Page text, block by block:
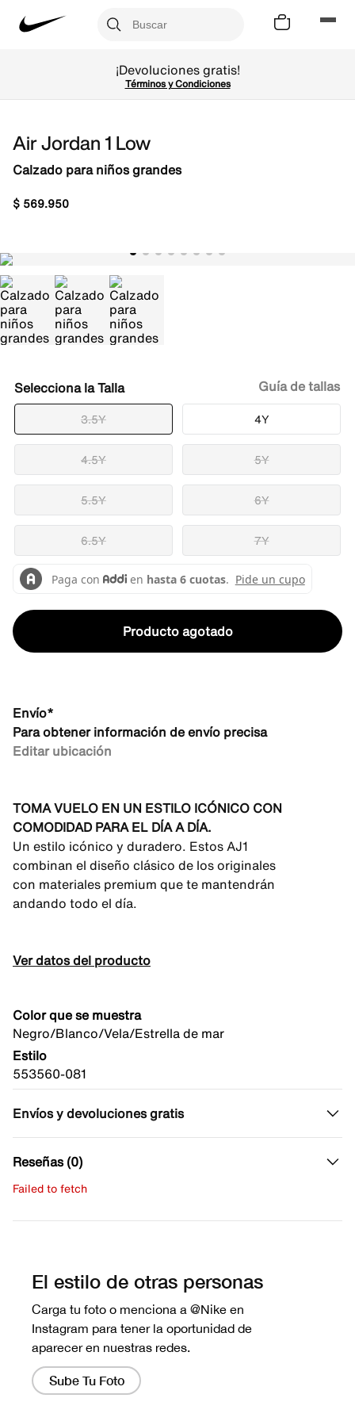
¡Devoluciones gratis!
Términos y Condiciones
Air Jordan 1 Low
Calzado para niños grandes
$ 569.950
Talla
3.5Y 4Y
4.5Y 5Y
5.5Y 6Y
6.5Y 7Y
Guía de tallas
Producto agotado
Envío*
Para obtener información de envío precisa
Editar ubicación
TOMA VUELO EN UN ESTILO ICÓNICO CON
COMODIDAD PARA EL DÍA A DÍA.
Un estilo icónico y duradero. Estos AJ1
combinan el diseño clásico de los originales
con materiales premium que te mantendrán
andando todo el día.
Ver datos del producto
Color que se muestra
Negro/Blanco/Vela/Estrella de mar
Estilo
553560-081
Envíos y devoluciones gratis
Reseñas (0)
Failed to fetch